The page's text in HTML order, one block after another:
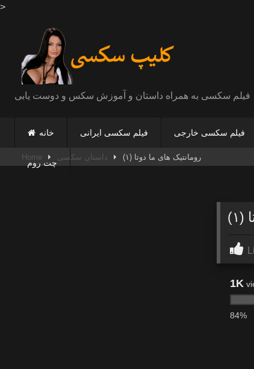
>
فیلم سکسی به همراه داستان و آموزش سکس و دوست یابی
خانه فیلم سکسی ایرانی فیلم سکسی خارجی
چت روم
Home داستان سکسی رومانتیک های ما دوتا (۱)
1K
84%